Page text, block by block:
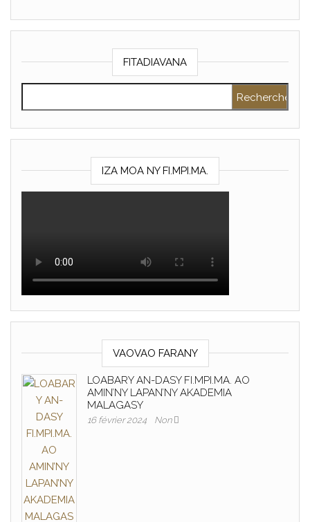
FITADIAVANA
IZA MOA NY FI.MPI.MA.
VAOVAO FARANY
LOABARY AN-DASY FI.MPI.MA. AO
AMIN’NY LAPAN’NY AKADEMIA
MALAGASY
16 février 2024 Non